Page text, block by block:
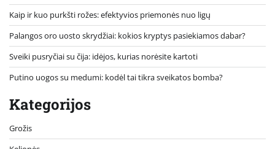
Kaip ir kuo purkšti rožes: efektyvios priemonės nuo ligų
Palangos oro uosto skrydžiai: kokios kryptys pasiekiamos dabar?
Sveiki pusryčiai su čija: idėjos, kurias norėsite kartoti
Putino uogos su medumi: kodėl tai tikra sveikatos bomba?
Kategorijos
Grožis